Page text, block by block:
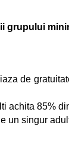
grupului
de
achita 85%
un singur